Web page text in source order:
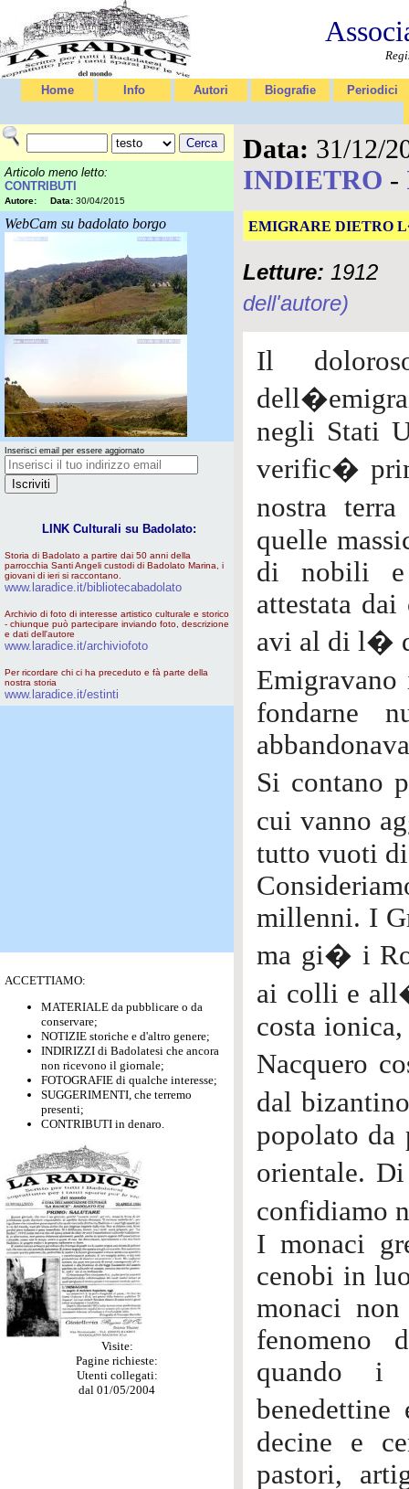
Home Info Autori Biografie Periodici
Articolo meno letto:
CONTRIBUTI
Autore: Data: 30/04/2015
WebCam su badolato borgo
Inserisci email per essere aggiornato
LINK Culturali su Badolato:
Storia di Badolato a partire dai 50 anni della
parrocchia Santi Angeli custodi di Badolato Marina, i
giovani di ieri si raccontano.
www.laradice.it/bibliotecabadolato
Archivio di foto di interesse artistico culturale e storico
- chiunque può partecipare inviando foto, descrizione
e dati dell'autore
www.laradice.it/archiviofoto
Per ricordare chi ci ha preceduto e fà parte della
nostra storia
www.laradice.it/estinti
ACCETTIAMO:
MATERIALE da pubblicare o da
conservare;
NOTIZIE storiche e d'altro genere;
INDIRIZZI di Badolatesi che ancora
non ricevono il giornale;
FOTOGRAFIE di qualche interesse;
SUGGERIMENTI, che terremo
presenti;
CONTRIBUTI in denaro.
Visite:
Pagine richieste:
Utenti collegati:
dal 01/05/2004
Data: 31/12/
INDIETRO -
EMIGRARE DIETRO
Letture: 1912
dell'autore)
Il
negli Stati
verific�
nostra
quelle
di nobili e
attestata
avi al di l�
fondarne
Si contano
cui vanno
tutto vuoti
millenni. I
ma gi� i
ai colli e
costa
Nacquero
dal
popolato
orientale.
confidiamo
I monaci
cenobi in
monaci
fenomeno
quando i
decine e
pastori,